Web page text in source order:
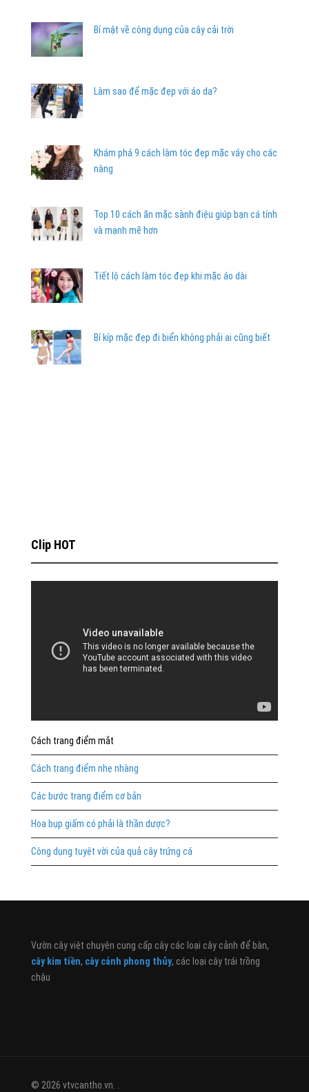
Bí mật về công dụng của cây cải trời
Làm sao để mặc đẹp với áo da?
Khám phá 9 cách làm tóc đẹp mặc váy cho các
nàng
Top 10 cách ăn mặc sành điệu giúp bạn cá tính
và mạnh mẽ hơn
Tiết lộ cách làm tóc đẹp khi mặc áo dài
Bí kíp mặc đẹp đi biển không phải ai cũng biết
Clip HOT
Cách trang điểm mắt
Cách trang điểm nhẹ nhàng
Các bước trang điểm cơ bản
Hoa bụp giấm có phải là thần dược?
Công dụng tuyệt vời của quả cây trứng cá
Vườn cây việt chuyên cung cấp cây các loại cây cảnh để bàn,
cây kim tiền, cây cảnh phong thủy, các loại cây trái trồng
chậu
© 2026 vtvcantho.vn. .